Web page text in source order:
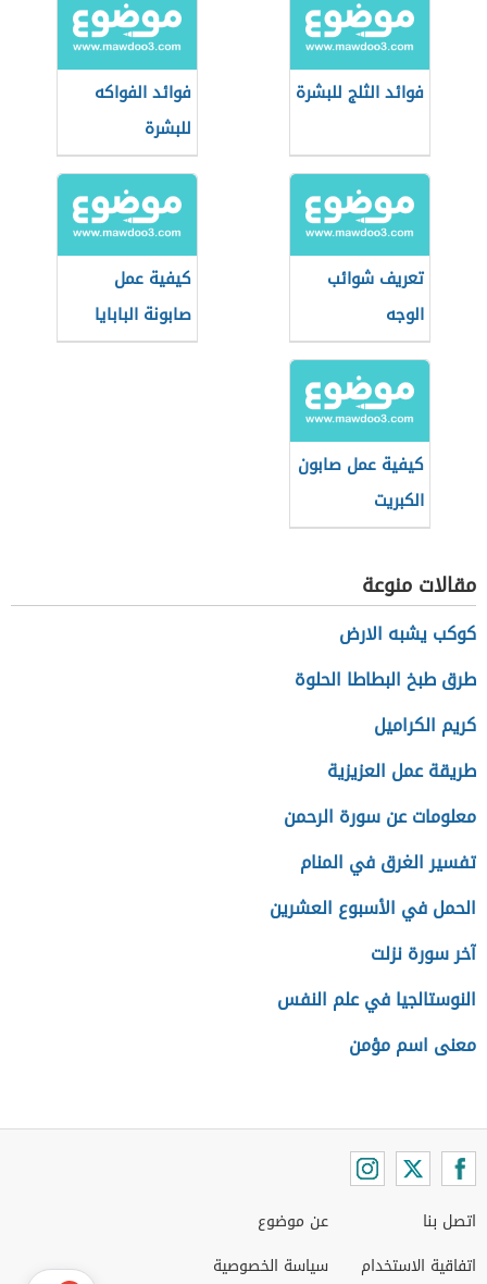
فوائد الثلج للبشرة
فوائد الفواكه
للبشرة
تعريف شوائب
الوجه
كيفية عمل
صابونة البابايا
كيفية عمل صابون
الكبريت
مقالات منوعة
كوكب يشبه الارض
طرق طبخ البطاطا الحلوة
كريم الكراميل
طريقة عمل العزيزية
معلومات عن سورة الرحمن
تفسير الغرق في المنام
الحمل في الأسبوع العشرين
آخر سورة نزلت
النوستالجيا في علم النفس
معنى اسم مؤمن
اتصل بنا
اتفاقية الاستخدام
عن موضوع
سياسة الخصوصية